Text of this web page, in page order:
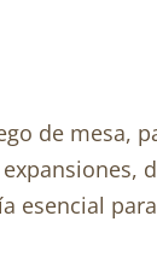
de mesa,
esencial